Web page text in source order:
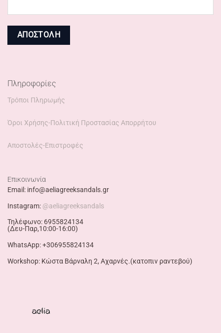
Πληροφορίες
Τρόποι Πληρωμής
Όροι Χρήσης-Πολιτική Προστασίας Απορρήτου
Αποστολές-Επιστροφές
Επικοινωνία
Email: info@aeliagreeksandals.gr
Instagram: @aeliagreeksandals
Τηλέφωνο: 6955824134
(Δευ-Παρ,10:00-16:00)
WhatsApp: +306955824134
Workshop: Κώστα Βάρναλη 2, Αχαρνές.(κατοπιν ραντεβού)